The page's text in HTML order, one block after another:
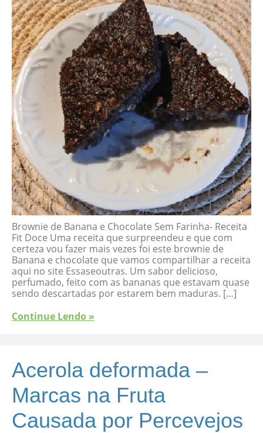
Brownie de Banana e Chocolate Sem Farinha- Receita
Fit Doce Uma receita que surpreendeu e que com
certeza vou fazer mais vezes foi este brownie de
Banana e chocolate que vamos compartilhar a receita
aqui no site Essaseoutras. Um sabor delicioso,
perfumado, feito com as bananas que estavam quase
sendo descartadas por estarem bem maduras. […]
Continue Lendo »
Acerola deformada –
Marcas na Fruta
Causada por Percevejos